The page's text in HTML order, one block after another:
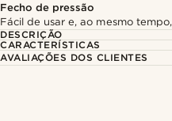
Fecho de pressão
Fácil de usar e, ao mesmo
DESCRIÇÃO
CARACTERÍSTICAS
AVALIAÇÕES DOS CLIENTES